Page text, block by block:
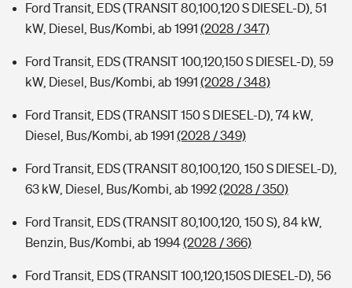
Ford Transit, EDS (TRANSIT 80,100,120 S DIESEL-D), 51
kW, Diesel, Bus/Kombi, ab 1991 (2028 / 347)
Ford Transit, EDS (TRANSIT 100,120,150 S DIESEL-D), 59
kW, Diesel, Bus/Kombi, ab 1991 (2028 / 348)
Ford Transit, EDS (TRANSIT 150 S DIESEL-D), 74 kW,
Diesel, Bus/Kombi, ab 1991 (2028 / 349)
Ford Transit, EDS (TRANSIT 80,100,120, 150 S DIESEL-D),
63 kW, Diesel, Bus/Kombi, ab 1992(2028 / 350)
Ford Transit, EDS (TRANSIT 80,100,120, 150 S), 84 kW,
Benzin, Bus/Kombi, ab 1994(2028 / 366)
Ford Transit, EDS (TRANSIT 100,120,150S DIESEL-D), 56